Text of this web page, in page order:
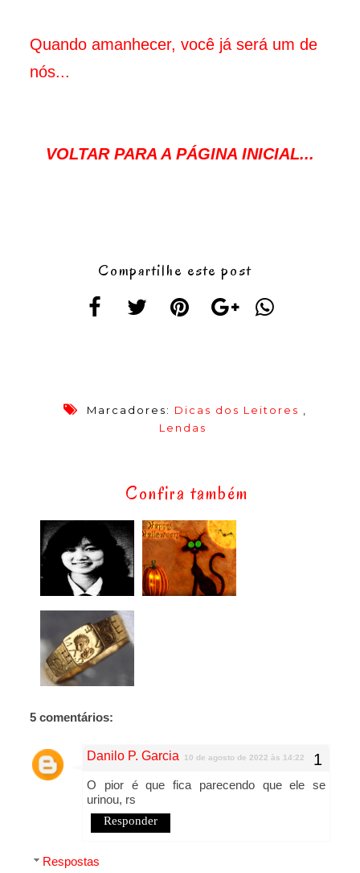
Quando amanhecer, você já será um de
nós...
VOLTAR PARA A PÁGINA INICIAL...
Compartilhe este post
Marcadores: Dicas dos Leitores ,
Lendas
Confira também
5 comentários:
Danilo P. Garcia 10 de agosto de 2022 às 14:22
O pior é que fica parecendo que ele se
urinou, rs
Responder
Respostas